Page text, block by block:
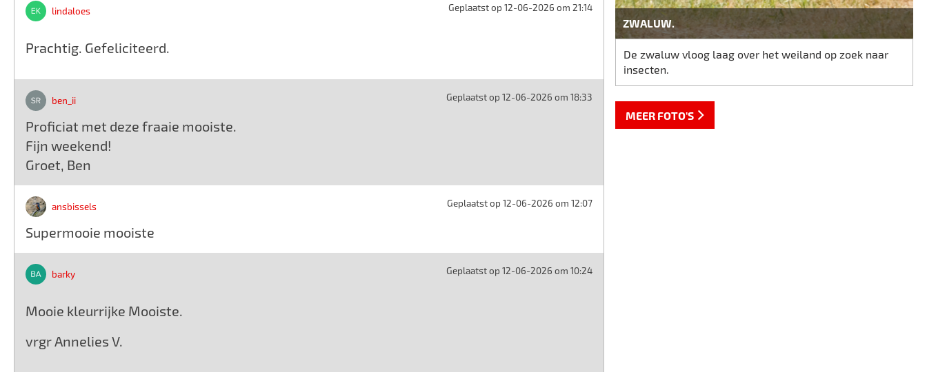
lindaloes Geplaatst op 12-06-2026 om 21:14
Prachtig. Gefeliciteerd.
ben_ii Geplaatst op 12-06-2026 om 18:33
Proficiat met deze fraaie mooiste.
Fijn weekend!
Groet, Ben
ansbissels Geplaatst op 12-06-2026 om 12:07
Supermooie mooiste
barky Geplaatst op 12-06-2026 om 10:24
Mooie kleurrijke Mooiste.
vrgr Annelies V.
ZWALUW.
De zwaluw vloog laag over het weiland op zoek naar
insecten.
MEER FOTO'S